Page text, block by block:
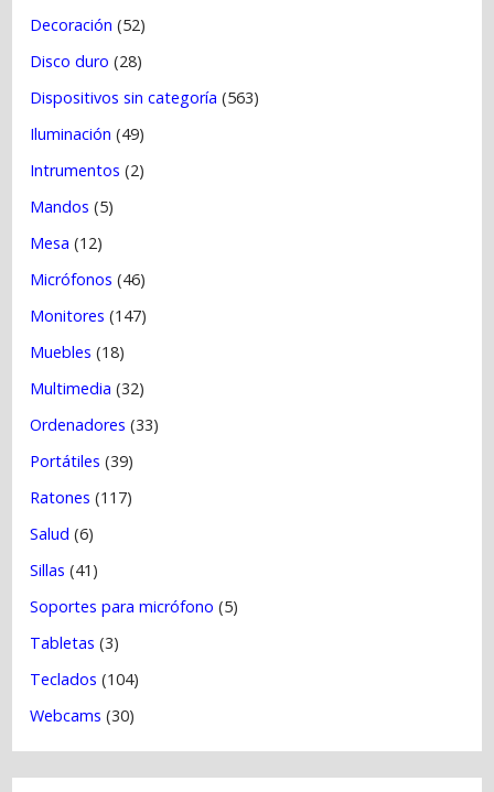
Decoración (52)
Disco duro (28)
Dispositivos sin categoría (563)
Iluminación (49)
Intrumentos (2)
Mandos (5)
Mesa (12)
Micrófonos (46)
Monitores (147)
Muebles (18)
Multimedia (32)
Ordenadores (33)
Portátiles (39)
Ratones (117)
Salud (6)
Sillas (41)
Soportes para micrófono (5)
Tabletas (3)
Teclados (104)
Webcams (30)